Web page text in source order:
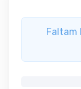
Faltam